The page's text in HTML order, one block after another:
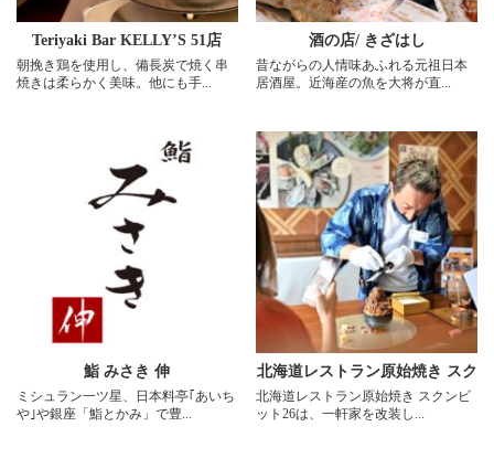
Teriyaki Bar KELLY’S 51店
朝挽き鶏を使用し、備長炭で焼く串
焼きは柔らかく美味。他にも手...
酒の店/ きざはし
昔ながらの人情味あふれる元祖日本
居酒屋。近海産の魚を大将が直...
鮨 みさき 伸
ミシュラン一ツ星、日本料亭｢あいち
や｣や銀座「鮨とかみ」で豊...
北海道レストラン原始焼き スク
ンビット26
北海道レストラン原始焼き スクンビ
ット26は、一軒家を改装し...